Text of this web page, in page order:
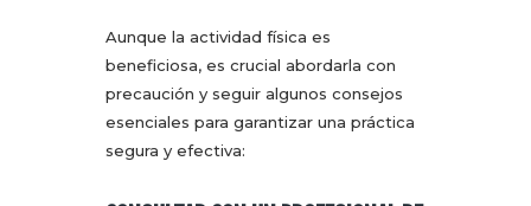
Aunque la actividad física es
beneficiosa, es crucial abordarla con
precaución y seguir algunos consejos
esenciales para garantizar una práctica
segura y efectiva: